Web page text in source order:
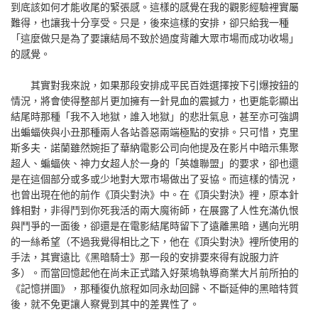
到底該如何才能收尾的緊張感。這樣的感覺在我的觀影經驗裡實屬
難得，也讓我十分享受。只是，後來這樣的安排，卻只給我一種
「這麼做只是為了要讓結局不致於過度背離大眾市場而成功收場」
的感覺。
其實對我來說，如果那段安排成平民百姓選擇按下引爆按鈕的
情況，將會使得整部片更加擁有一針見血的震撼力，也更能彰顯出
結尾時那種「我不入地獄，誰入地獄」的悲壯氣息，甚至亦可強調
出蝙蝠俠與小丑那種兩人各站善惡兩端極點的安排。只可惜，克里
斯多夫．諾蘭雖然婉拒了華納電影公司向他提及在影片中暗示集聚
超人、蝙蝠俠、神力女超人於一身的「英雄聯盟」的要求，卻也還
是在這個部分或多或少地對大眾市場做出了妥協。而這樣的情況，
也曾出現在他的前作《頂尖對決》中。在《頂尖對決》裡，原本針
鋒相對，非得鬥到你死我活的兩大魔術師，在展露了人性充滿仇恨
與鬥爭的一面後，卻還是在電影結尾時留下了遠離黑暗，邁向光明
的一絲希望（不過我覺得相比之下，他在《頂尖對決》裡所使用的
手法，其實遠比《黑暗騎士》那一段的安排要來得有說服力許
多）。而當回憶起他在尚未正式踏入好萊塢執導商業大片前所拍的
《記憶拼圖》，那種復仇旅程如同永劫回歸、不斷延伸的黑暗特質
後，就不免更讓人察覺到其中的差異性了。